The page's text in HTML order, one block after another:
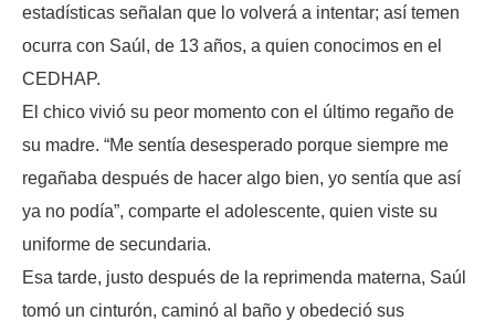
estadísticas señalan que lo volverá a intentar; así temen
ocurra con Saúl, de 13 años, a quien conocimos en el
CEDHAP.
El chico vivió su peor momento con el último regaño de
su madre. “Me sentía desesperado porque siempre me
regañaba después de hacer algo bien, yo sentía que así
ya no podía”, comparte el adolescente, quien viste su
uniforme de secundaria.
Esa tarde, justo después de la reprimenda materna, Saúl
tomó un cinturón, caminó al baño y obedeció sus